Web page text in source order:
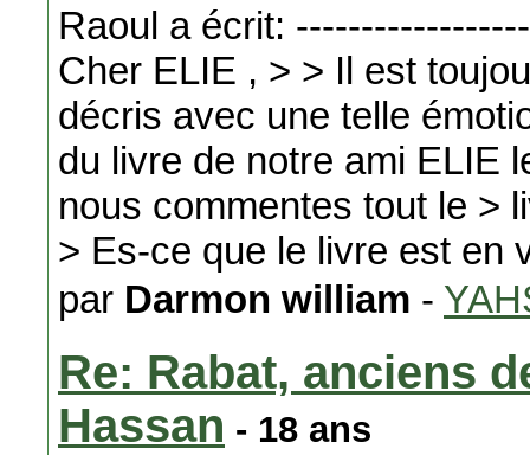
Raoul a écrit:
Cher ELIE , > > Il est
décris avec une telle
du livre de notre ami ELIE
nous commentes tout le >
> Es-ce que le livre est en
par Darmon william -
Re: Rabat, anciens
Hassan - 18 ans